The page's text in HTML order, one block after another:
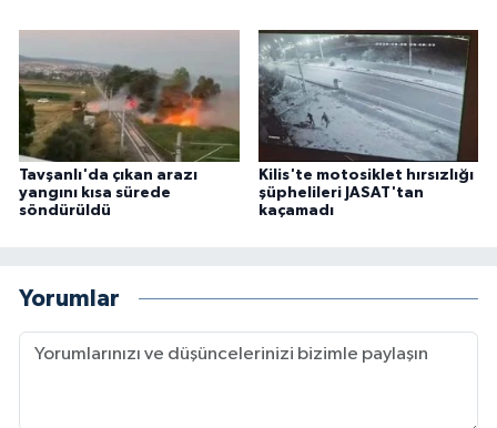
Tavşanlı'da çıkan arazı
yangını kısa sürede
söndürüldü
Kilis'te motosiklet hırsızlığı
şüphelileri JASAT'tan
kaçamadı
Yorumlar